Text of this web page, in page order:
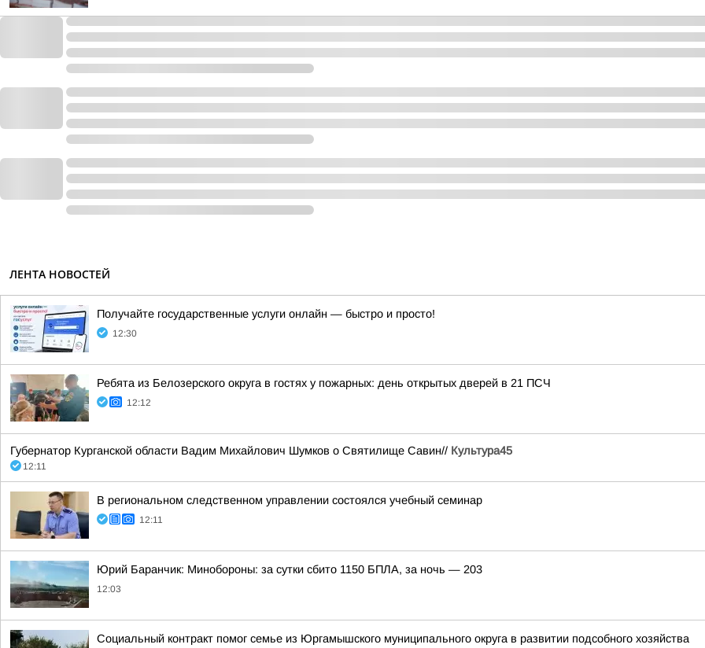
ЛЕНТА НОВОСТЕЙ
Получайте государственные услуги онлайн — быстро и просто!
12:30
Ребята из Белозерского округа в гостях у пожарных: день открытых дверей в 21 ПСЧ
12:12
Губернатор Курганской области Вадим Михайлович Шумков о Святилище Савин// Культура45
12:11
В региональном следственном управлении состоялся учебный семинар
12:11
Юрий Баранчик: Минобороны: за сутки сбито 1150 БПЛА, за ночь — 203
12:03
Социальный контракт помог семье из Юргамышского муниципального округа в развитии подсобного хозяйства